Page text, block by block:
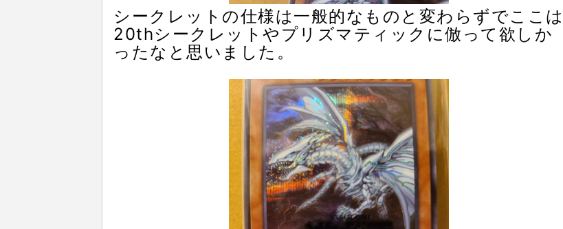
シークレットの仕様は一般的なものと変わらずでここは
20thシークレットやプリズマティックに倣って欲しか
ったなと思いました。